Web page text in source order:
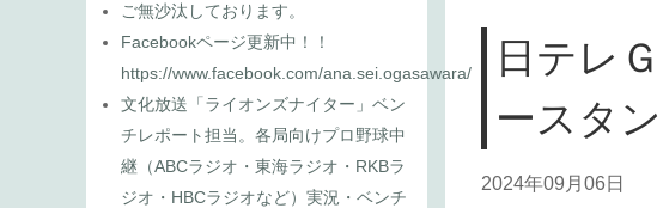
日テレ
ースタ
2024年09月06日
ご無沙汰しております。
Facebookページ更新中！！
https://www.facebook.com/ana.sei.ogasawara/
文化放送「ライオンズナイター」ベン
チレポート担当。各局向けプロ野球中
継（ABCラジオ・東海ラジオ・RKBラ
ジオ・HBCラジオなど）実況・ベンチ